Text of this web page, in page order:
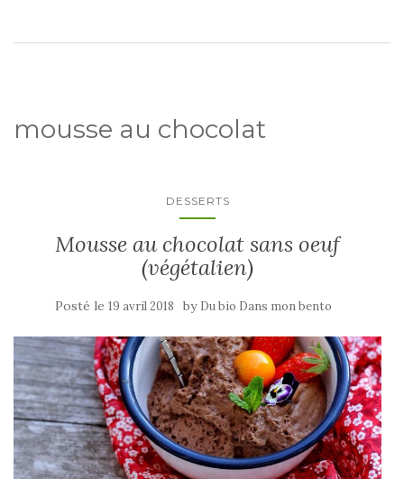
mousse au chocolat
DESSERTS
Mousse au chocolat sans oeuf
(végétalien)
Posté le 19 avril 2018 by Du bio Dans mon bento